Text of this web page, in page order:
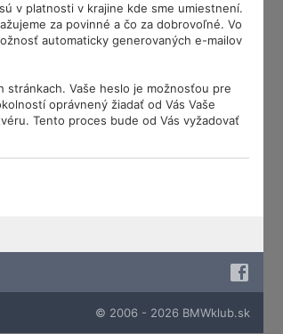
v platnosti v krajine kde sme umiestnení.
za povinné a čo za dobrovoľné. Vo
automaticky generovaných e-mailov
Vaše heslo je možnosťou pre
oprávnený žiadať od Vás Vaše
Tento proces bude od Vás vyžadovať
© 2006 - 2026 BMWklub.sk